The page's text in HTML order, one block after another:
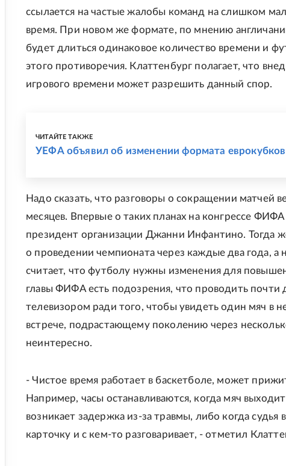
ссылается на частые жалобы команд на слишком
время. При новом же формате, по мнению
будет длиться одинаковое количество времени и
этого противоречия. Клаттенбург полагает, что
игрового времени может разрешить данный спор.
ЧИТАЙТЕ ТАКЖЕ
УЕФА объявил об изменении формата еврокубков
Надо сказать, что разговоры о сокращении матчей
месяцев. Впервые о таких планах на конгрессе ФИФА
президент организации Джанни Инфантино. Тогда
о проведении чемпионата через каждые два года, а
считает, что футболу нужны изменения для
главы ФИФА есть подозрения, что проводить почти
телевизором ради того, чтобы увидеть один мяч в
встрече, подрастающему поколению через
неинтересно.
- Чистое время работает в баскетболе, может
Например, часы останавливаются, когда мяч
возникает задержка из-за травмы, либо когда
карточку и с кем-то разговаривает, - отметил